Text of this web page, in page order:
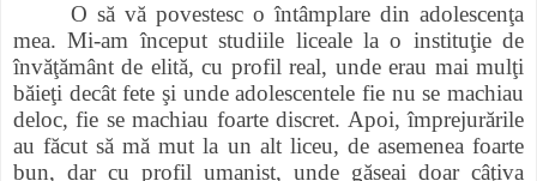
O să vă povestesc o întâmplare din adolescenţa
mea. Mi-am început studiile liceale la o instituţie de
învăţământ de elită, cu profil real, unde erau mai mulţi
băieţi decât fete şi unde adolescentele fie nu se machiau
deloc, fie se machiau foarte discret. Apoi, împrejurările
au făcut să mă mut la un alt liceu, de asemenea foarte
bun, dar cu profil umanist, unde găseai doar câţiva